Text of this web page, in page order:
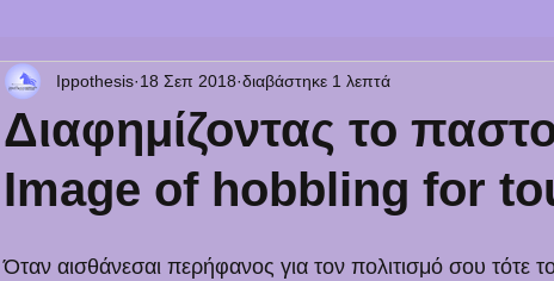
Διαφημίζοντας το
Image of hobbling for
Ippothesis 18 Σεπ 2018 διαβάστηκε 1 λεπτά
Όταν αισθάνεσαι περήφανος για τον πολιτισμό σου τότε